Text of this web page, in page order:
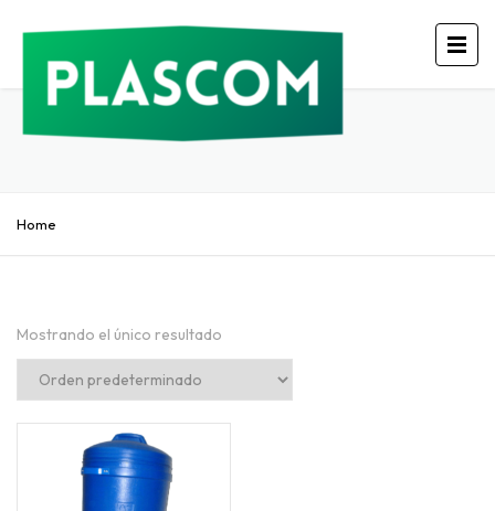
Home
Mostrando el único resultado